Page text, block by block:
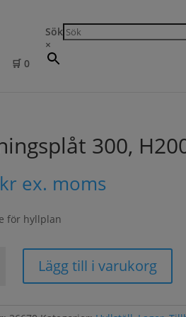
🛒 0
Sök
×
300,
kr ex. moms
för hyllplan
Lägg till i varukorg